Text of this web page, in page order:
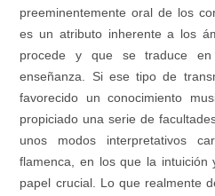
preeminentemente oral de los
es un atributo inherente a los
procede y que se traduce
enseñanza. Si ese tipo de
favorecido un conocimiento
propiciado una serie de
unos modos interpretativos
flamenca, en los que la intuición
papel crucial. Lo que realmente